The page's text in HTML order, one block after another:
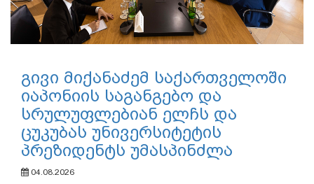
გივი მიქანაძემ საქართველოში
იაპონიის საგანგებო და
სრულუფლებიან ელჩს და
ცუკუბას უნივერსიტეტის
პრეზიდენტს უმასპინძლა
04.08.2026